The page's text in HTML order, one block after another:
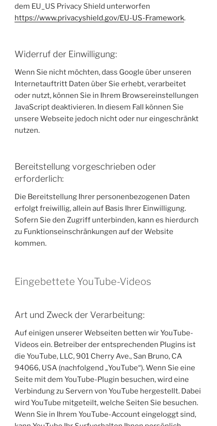
dem EU_US Privacy Shield unterworfen
https://www.privacyshield.gov/EU-US-Framework.
Widerruf der Einwilligung:
Wenn Sie nicht möchten, dass Google über unseren
Internetauftritt Daten über Sie erhebt, verarbeitet
oder nutzt, können Sie in Ihrem Browsereinstellungen
JavaScript deaktivieren. In diesem Fall können Sie
unsere Webseite jedoch nicht oder nur eingeschränkt
nutzen.
Bereitstellung vorgeschrieben oder
erforderlich:
Die Bereitstellung Ihrer personenbezogenen Daten
erfolgt freiwillig, allein auf Basis Ihrer Einwilligung.
Sofern Sie den Zugriff unterbinden, kann es hierdurch
zu Funktionseinschränkungen auf der Website
kommen.
Eingebettete YouTube-Videos
Art und Zweck der Verarbeitung:
Auf einigen unserer Webseiten betten wir YouTube-
Videos ein. Betreiber der entsprechenden Plugins ist
die YouTube, LLC, 901 Cherry Ave., San Bruno, CA
94066, USA (nachfolgend „YouTube“). Wenn Sie eine
Seite mit dem YouTube-Plugin besuchen, wird eine
Verbindung zu Servern von YouTube hergestellt. Dabei
wird YouTube mitgeteilt, welche Seiten Sie besuchen.
Wenn Sie in Ihrem YouTube-Account eingeloggt sind,